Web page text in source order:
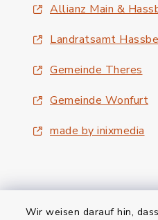
Wir weisen darauf hin,
Allianz Main &
Landratsamt
Gemeinde Theres
Gemeinde Wonfurt
made by inixmedia